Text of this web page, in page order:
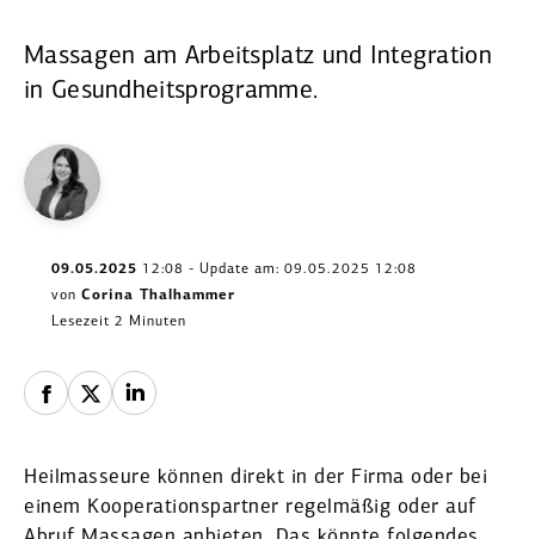
Massagen am Arbeitsplatz und Integration
in Gesundheitsprogramme.
09.05.2025 12:08 - Update am: 09.05.2025 12:08
von Corina Thalhammer
Lesezeit 2 Minuten
Heilmas­seure können direkt in der Firma oder bei
einem Koope­ra­ti­ons­partner regel­mäßig oder auf